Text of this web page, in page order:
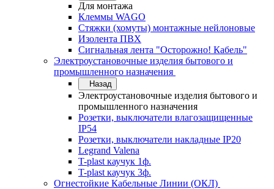
Для монтажа
Клеммы WAGO
Стяжки (хомуты) монтажные нейлоновые
Изолента ПВХ
Сигнальная лента "Осторожно! Кабель"
Электроустановочные изделия бытового и
промышленного назначения
Назад
Электроустановочные изделия бытового и
промышленного назначения
Розетки, выключатели влагозащищенные
IP54
Розетки, выключатели накладные IP20
Legrand Valena
T-plast каучук 1ф.
T-plast каучук 3ф.
Огнестойкие Кабельные Линии (ОКЛ)